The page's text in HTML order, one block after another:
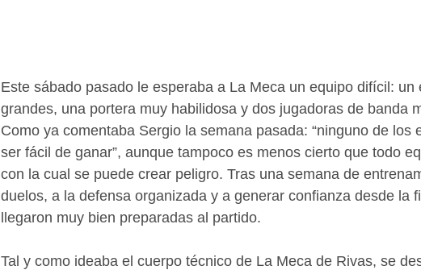
Este sábado pasado le esperaba a La Meca un equipo difícil:
grandes, una portera muy habilidosa y dos jugadoras de banda
Como ya comentaba Sergio la semana pasada: “ninguno de los
ser fácil de ganar”, aunque tampoco es menos cierto que todo
con la cual se puede crear peligro. Tras una semana de
duelos, a la defensa organizada y a generar confianza desde la
llegaron muy bien preparadas al partido.
Tal y como ideaba el cuerpo técnico de La Meca de Rivas, se